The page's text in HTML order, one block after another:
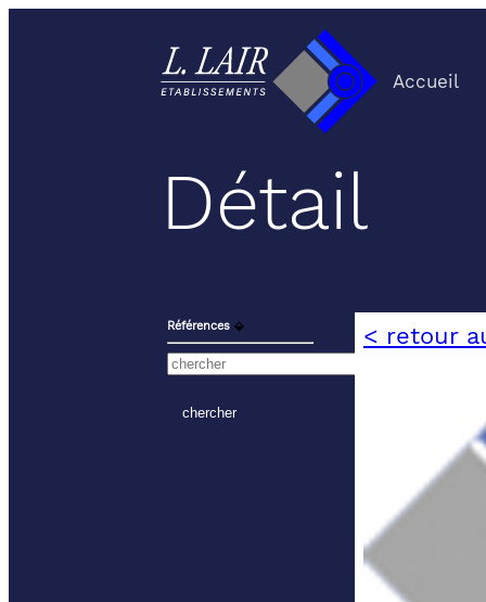
Accueil
Détail
Références ⬙ < retour